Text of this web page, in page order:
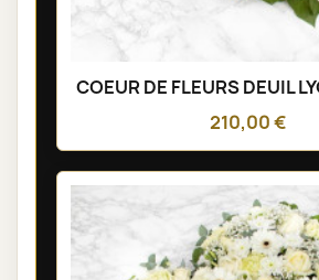
COEUR DE FLEURS DEUIL
210,00 €